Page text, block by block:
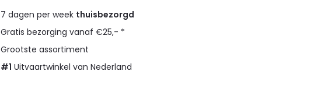
7 dagen per week thuisbezorgd
Gratis bezorging vanaf €25,- *
Grootste assortiment
#1 Uitvaartwinkel van Nederland